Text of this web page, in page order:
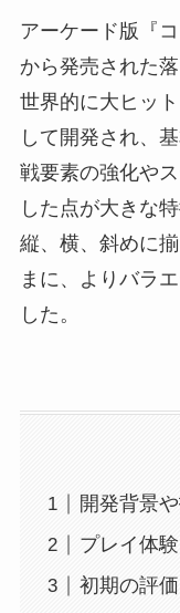
アーケード版『
から発売された
世界的に大ヒッ
して開発され、
戦要素の強化や
した点が大きな
縦、横、斜めに
まに、よりバラ
した。
開発背景
プレイ体験
初期の評